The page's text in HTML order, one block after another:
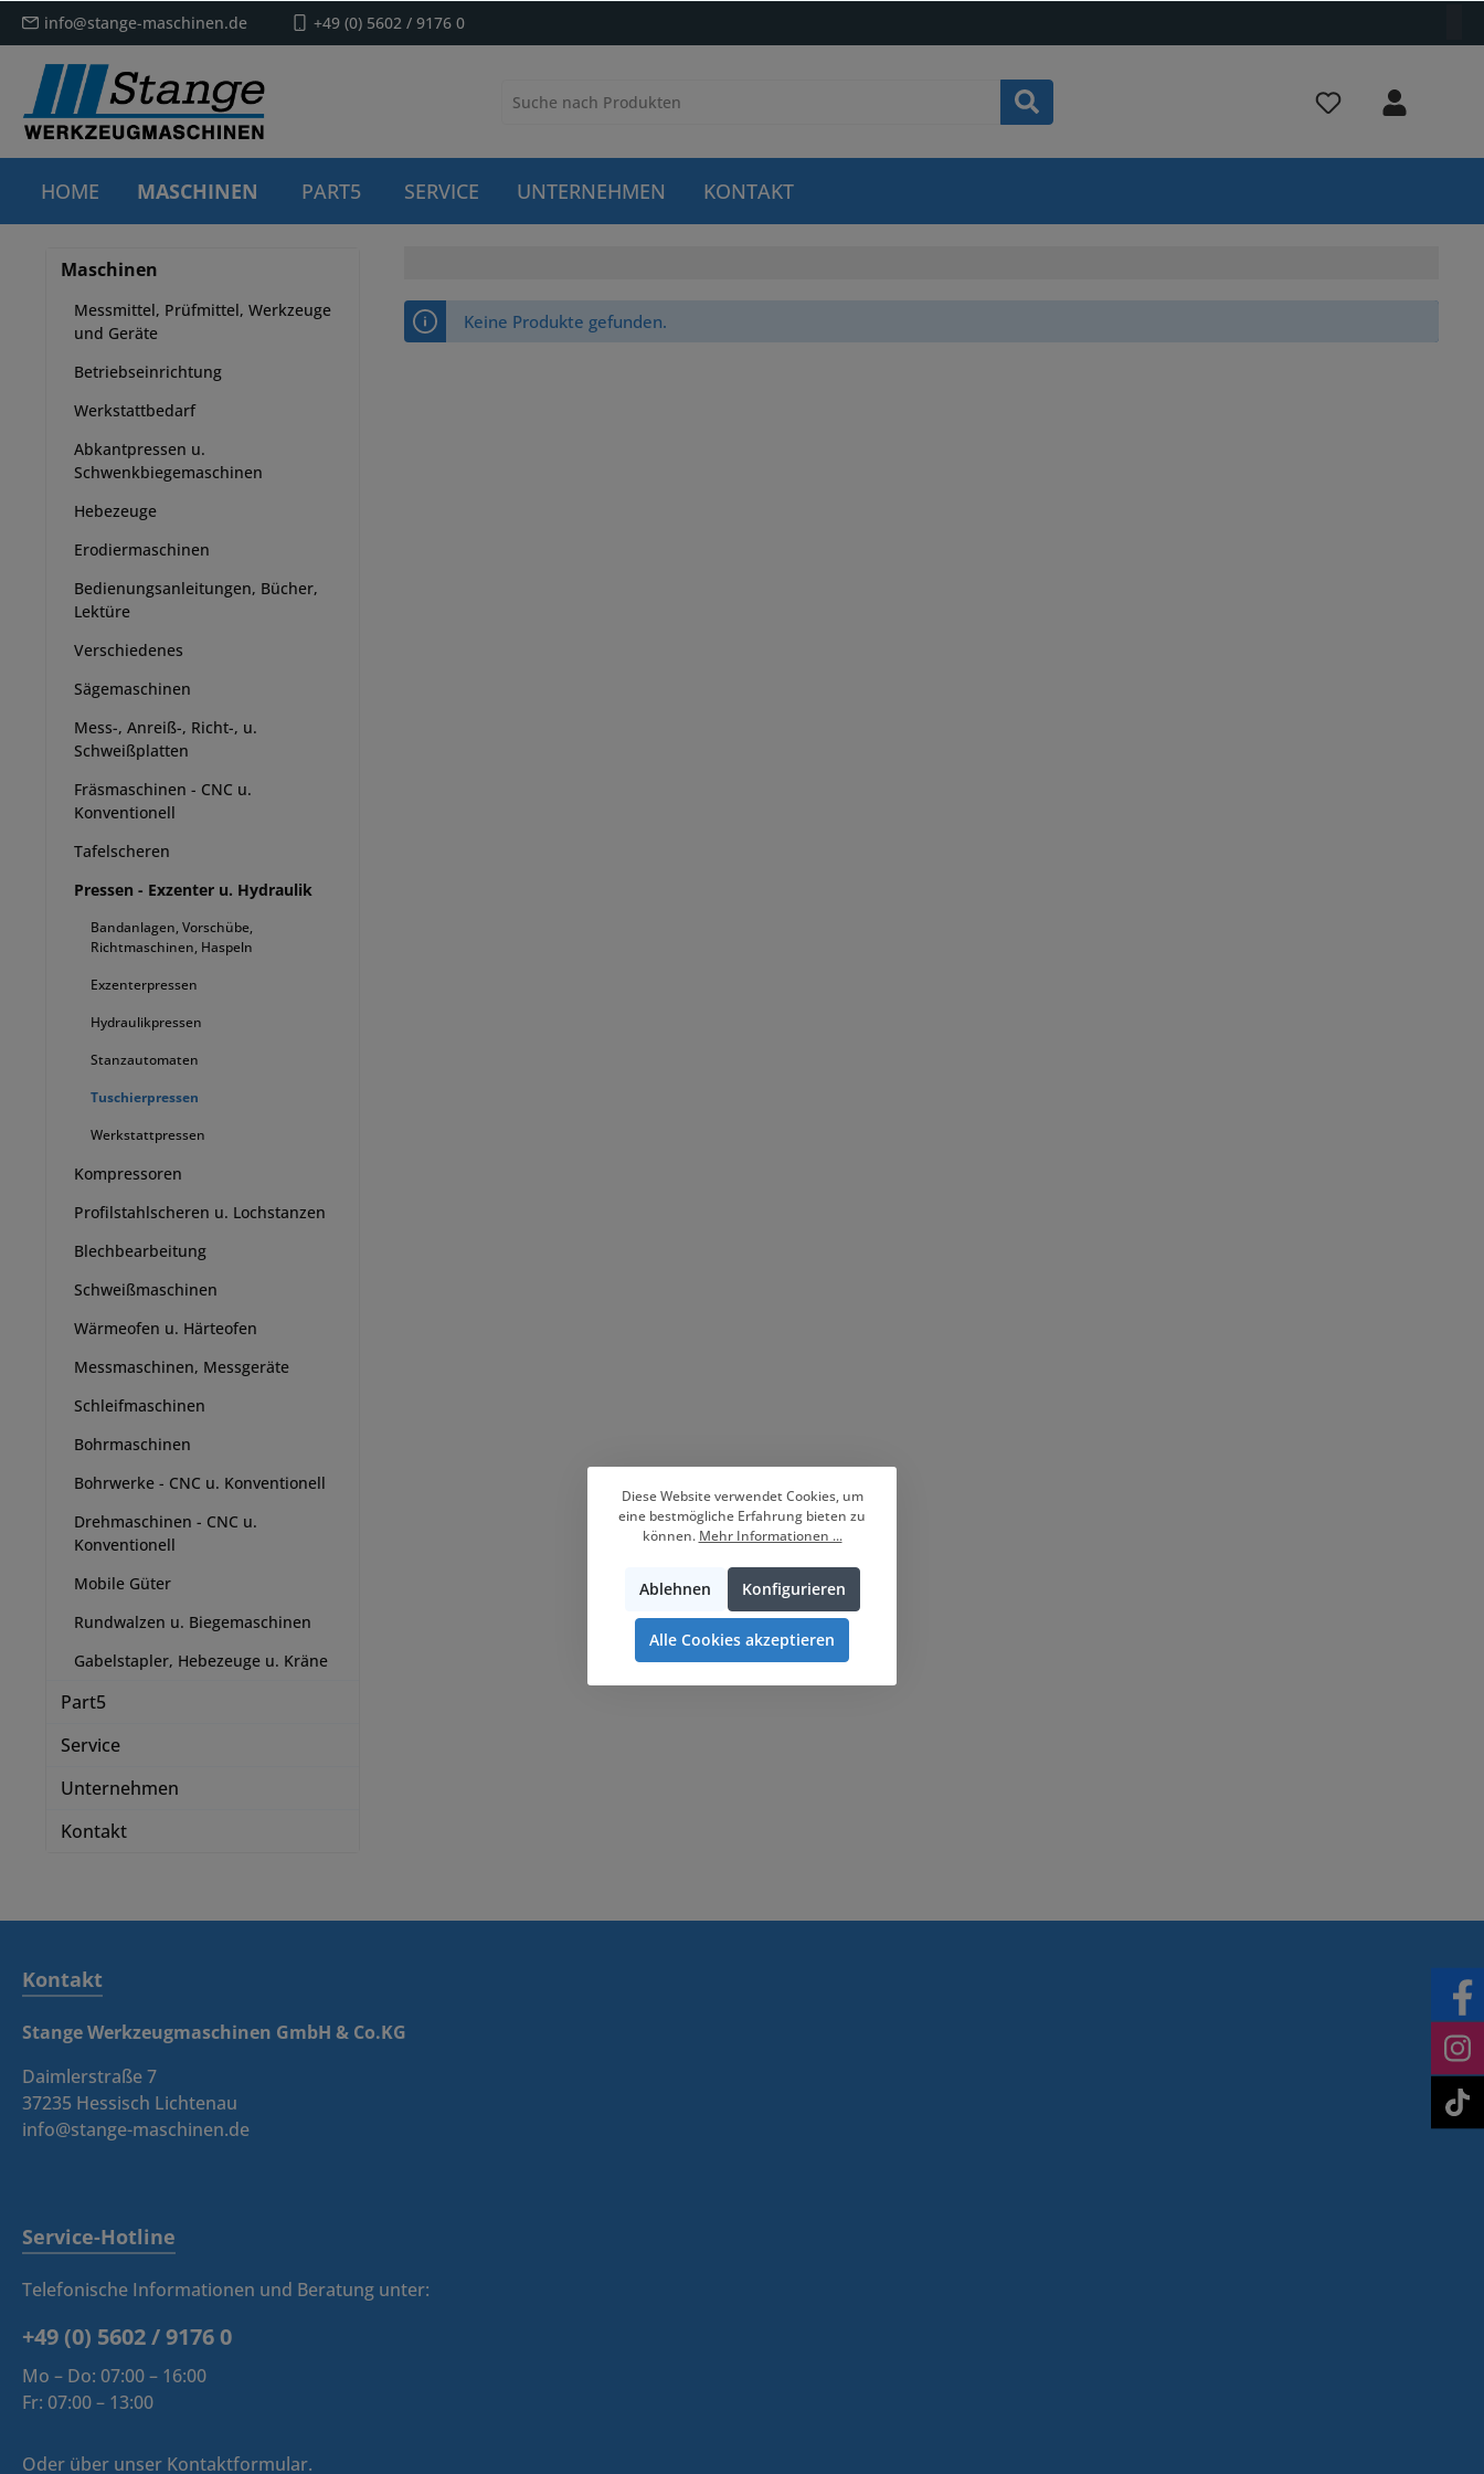
info@stange-maschinen.de +49 (0) 5602 / 9176 0
HOME MASCHINEN PART5 SERVICE UNTERNEHMEN KONTAKT
Maschinen
Messmittel, Prüfmittel, Werkzeuge
und Geräte
Betriebseinrichtung
Werkstattbedarf
Abkantpressen u.
Schwenkbiegemaschinen
Hebezeuge
Erodiermaschinen
Bedienungsanleitungen, Bücher,
Lektüre
Verschiedenes
Sägemaschinen
Mess-, Anreiß-, Richt-, u.
Schweißplatten
Fräsmaschinen - CNC u.
Konventionell
Tafelscheren
Pressen - Exzenter u. Hydraulik
Bandanlagen, Vorschübe,
Richtmaschinen, Haspeln
Exzenterpressen
Hydraulikpressen
Stanzautomaten
Tuschierpressen
Werkstattpressen
Kompressoren
Profilstahlscheren u. Lochstanzen
Blechbearbeitung
Schweißmaschinen
Wärmeofen u. Härteofen
Messmaschinen, Messgeräte
Schleifmaschinen
Bohrmaschinen
Bohrwerke - CNC u. Konventionell
Drehmaschinen - CNC u.
Konventionell
Mobile Güter
Rundwalzen u. Biegemaschinen
Gabelstapler, Hebezeuge u. Kräne
Part5
Service
Unternehmen
Kontakt
Keine Produkte gefunden.
Kontakt
Stange Werkzeugmaschinen GmbH & Co.KG
Daimlerstraße 7
37235 Hessisch Lichtenau
info@stange-maschinen.de
Service-Hotline
Telefonische Informationen und Beratung unter:
+49 (0) 5602 / 9176 0
Mo – Do: 07:00 – 16:00
Fr: 07:00 – 13:00
Oder über unser Kontaktformular.
Diese Website verwendet Cookies, um
eine bestmögliche Erfahrung bieten zu
können. Mehr Informationen ...
Ablehnen Konfigurieren
Alle Cookies akzeptieren